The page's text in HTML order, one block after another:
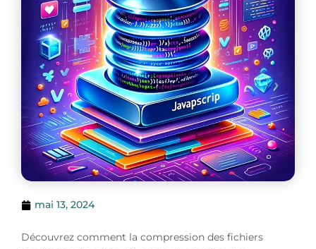
mai 13, 2024
Découvrez comment la compression des fichiers